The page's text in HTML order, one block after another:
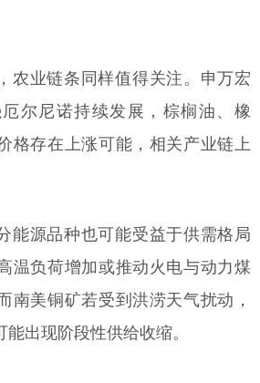
农业链条同样值得关注。申万宏
尔尼诺持续发展，棕榈油、橡
格存在上涨可能，相关产业链上
能源品种也可能受益于供需格局
温负荷增加或推动火电与动力煤
南美铜矿若受到洪涝天气扰动，
出现阶段性供给收缩。